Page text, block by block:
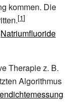
kommen. Die
Natriumfluoride
Therapie z. B.
Algorithmus